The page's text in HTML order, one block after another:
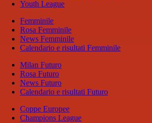
Youth League
Femminile
Rosa Femminile
News Femminile
Calendario e risultati Femminile
Milan Futuro
Rosa Futuro
News Futuro
Calendario e risultati Futuro
Coppe Europee
Champions League